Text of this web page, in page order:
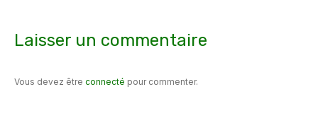
Laisser un commentaire
Vous devez être connecté pour commenter.